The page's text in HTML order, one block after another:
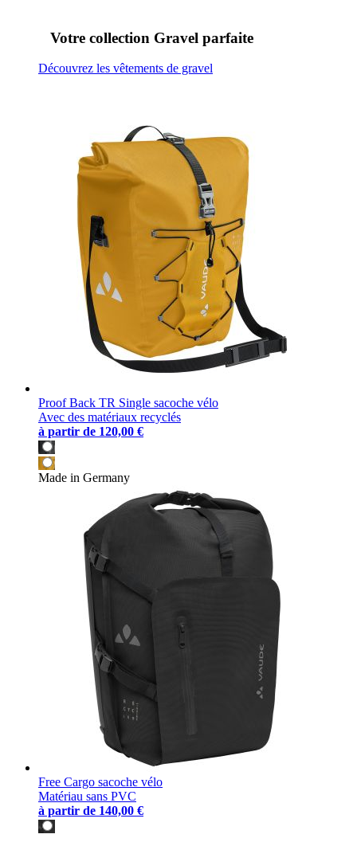
Votre collection Gravel parfaite
Découvrez les vêtements de gravel
Proof Back TR Single sacoche vélo
Avec des matériaux recyclés
à partir de 120,00 €
Made in Germany
Free Cargo sacoche vélo
Matériau sans PVC
à partir de 140,00 €